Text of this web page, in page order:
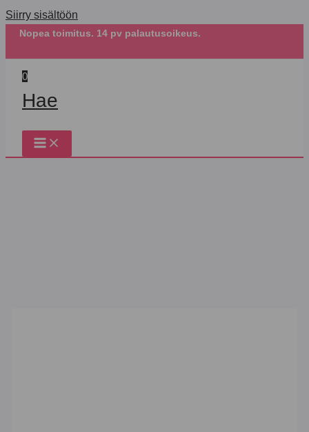
Siirry sisältöön
Nopea toimitus. 14 pv palautusoikeus.
0
Hae